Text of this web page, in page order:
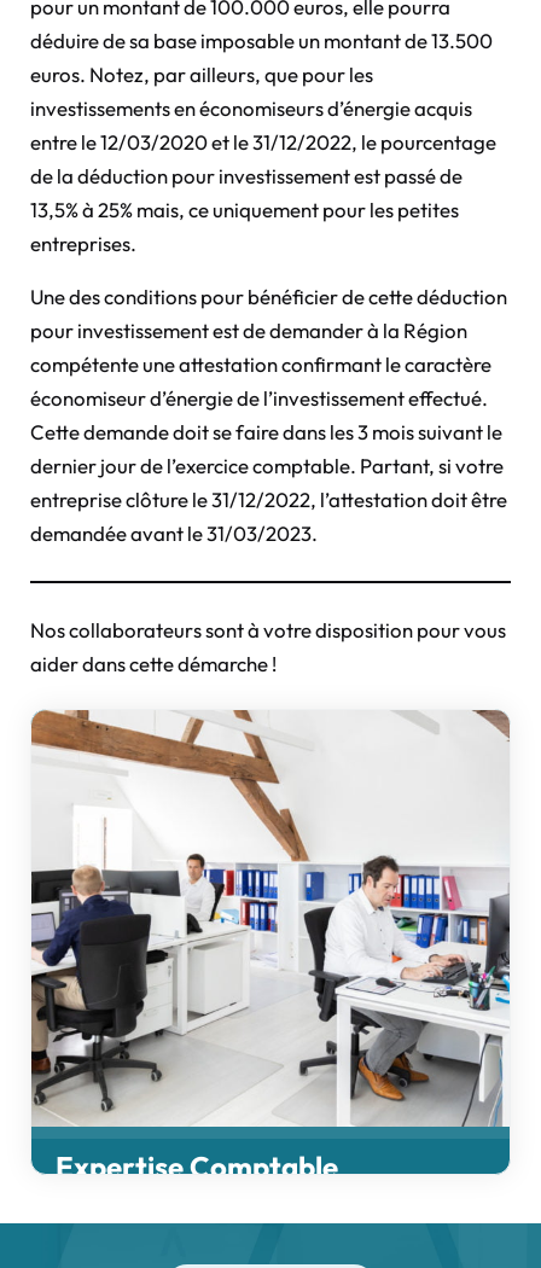
pour un montant de 100.000 euros, elle pourra
déduire de sa base imposable un montant de 13.500
euros. Notez, par ailleurs, que pour les
investissements en économiseurs d’énergie acquis
entre le 12/03/2020 et le 31/12/2022, le pourcentage
de la déduction pour investissement est passé de
13,5% à 25% mais, ce uniquement pour les petites
entreprises.
Une des conditions pour bénéficier de cette déduction
pour investissement est de demander à la Région
compétente une attestation confirmant le caractère
économiseur d’énergie de l’investissement effectué.
Cette demande doit se faire dans les 3 mois suivant le
dernier jour de l’exercice comptable. Partant, si votre
entreprise clôture le 31/12/2022, l’attestation doit être
demandée avant le 31/03/2023.
Nos collaborateurs sont à votre disposition pour vous
aider dans cette démarche !
Expertise Comptable
Bien plus qu’une fiduciaire, un partenaire de gestion